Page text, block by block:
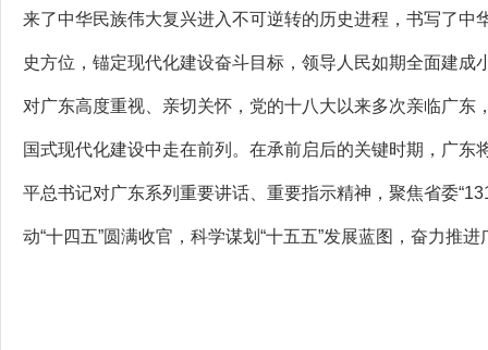
来了中华民族伟大复兴进入不可逆转的历史进程，书写了
史方位，锚定现代化建设奋斗目标，领导人民如期全面建
对广东高度重视、亲切关怀，党的十八大以来多次亲临广
国式现代化建设中走在前列。在承前启后的关键时期，广
平总书记对广东系列重要讲话、重要指示精神，聚焦省委
动“十四五”圆满收官，科学谋划“十五五”发展蓝图，奋力推